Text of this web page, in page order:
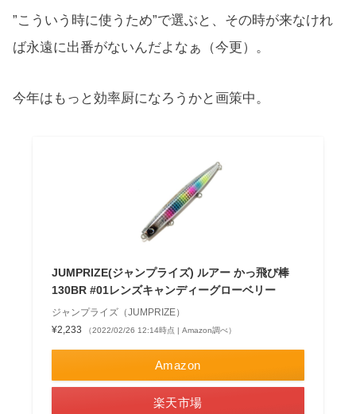
”こういう時に使うため”で選ぶと、その時が来なけれ
ば永遠に出番がないんだよなぁ（今更）。
今年はもっと効率厨になろうかと画策中。
JUMPRIZE(ジャンプライズ) ルアー かっ飛び棒
130BR #01レンズキャンディーグローベリー
ジャンプライズ（JUMPRIZE）
¥2,233
（2022/02/26 12:14時点 | Amazon調べ）
Amazon
楽天市場